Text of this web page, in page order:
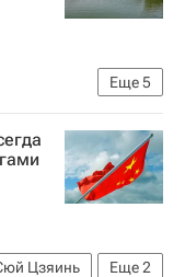
Еще5
России
Еще2
Цзяинь